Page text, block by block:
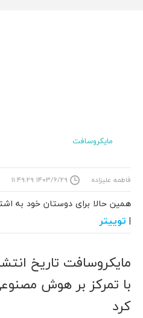
مایکروسافت
فاطمه علیزاده ۱۴۰۳/۶/۲۹ ۱۱:۴۹:۲۹
همین حالا برای دوستان خود به
| توییتر
با تمرکز بر هوش
کرد